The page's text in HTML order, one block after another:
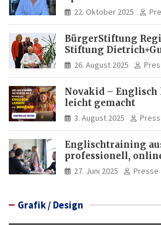
Italia und
Internationaler
22. Oktober 2025
BürgerStiftung
Stiftung
Deutschkenntnisse
26. August 2025
Novakid –
leicht gemacht
3. August 2025
Englischtraining
professionell,
27. Juni 2025 Presse
Grafik / Design